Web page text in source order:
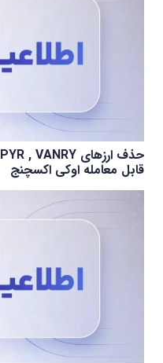
قابل معامله اوکی اکسچنج